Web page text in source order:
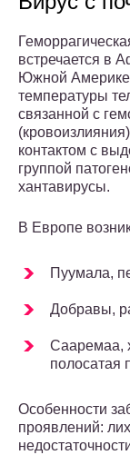
встречается в
Южной
температуры
связанной с
контактом с
группой
хантавирусы.
В Европе
Пуумала,
Добравы,
Сааремаа,
полосатая
Особенности
проявлений: